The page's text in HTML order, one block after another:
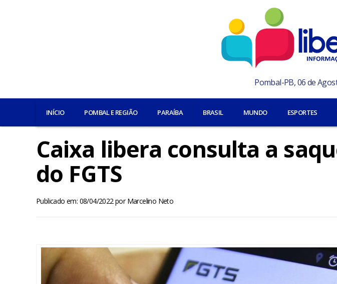
Pombal-PB, 06 de
INÍCIO POMBAL E REGIÃO PARAÍBA BRASIL MUNDO ESPORTES
Caixa libera consulta a
do FGTS
Publicado em: 08/04/2022porMarcelino Neto